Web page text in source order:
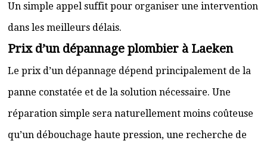
Un simple appel suffit pour organiser une intervention
dans les meilleurs délais.
Prix d’un dépannage plombier à Laeken
Le prix d’un dépannage dépend principalement de la
panne constatée et de la solution nécessaire. Une
réparation simple sera naturellement moins coûteuse
qu’un débouchage haute pression, une recherche de